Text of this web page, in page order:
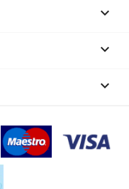


keyboard_arrow_down